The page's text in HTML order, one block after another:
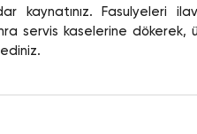
kaynatınız. Fasulyeleri
servis kaselerine dökerek,